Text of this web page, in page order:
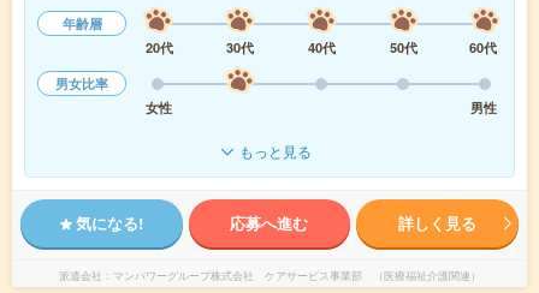
年齢層
20代
30代 40代 50代
60代
男女比率
女性
男性
もっと見る
気になる! 応募へ進む 詳しく見る
派遣会社 マンパワーグループ株式会社 ケアサービス事業部 （医療福祉介護関連）